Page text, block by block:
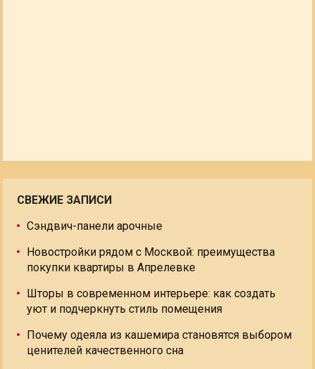
СВЕЖИЕ ЗАПИСИ
Сэндвич-панели арочные
Новостройки рядом с Москвой: преимущества
покупки квартиры в Апрелевке
Шторы в современном интерьере: как создать
уют и подчеркнуть стиль помещения
Почему одеяла из кашемира становятся выбором
ценителей качественного сна